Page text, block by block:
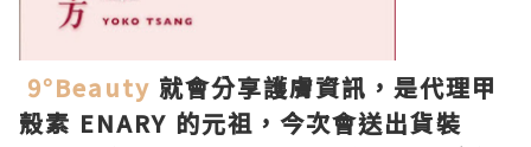
9°Beauty 就會分享護膚資訊，是代理甲
殼素 ENARY 的元祖，今次會送出貨裝